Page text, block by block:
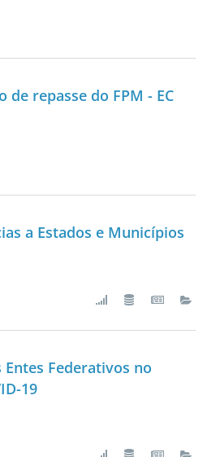
de repasse do FPM - EC
a Estados e Municípios
Entes Federativos no
19